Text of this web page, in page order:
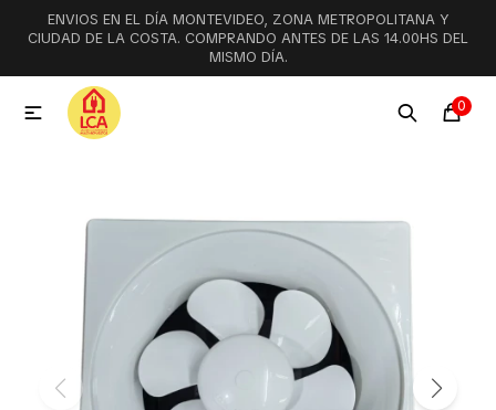
ENVIOS EN EL DÍA MONTEVIDEO, ZONA METROPOLITANA Y
CIUDAD DE LA COSTA. COMPRANDO ANTES DE LAS 14.00HS DEL
MISMO DÍA.
0

MI CUENTA
Menú
Cocción
Lavadoras y lavavajillas